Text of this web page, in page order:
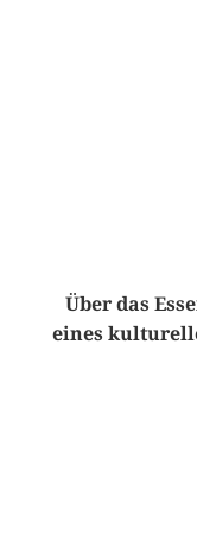
Über das
eines